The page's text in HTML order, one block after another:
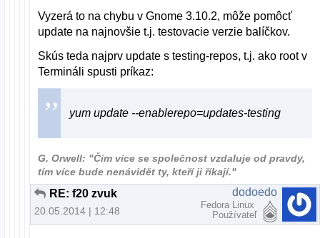
Vyzerá to na chybu v Gnome 3.10.2, môže pomôcť
update na najnovšie t.j. testovacie verzie balíčkov.
Skús teda najprv update s testing-repos, t.j. ako root v
Termináli spusti príkaz:
yum update --enablerepo=updates-testing
G. Orwell: "Čím více se společnost vzdaluje od pravdy,
tím více bude nenávidět ty, kteří ji říkají."
RE: f20 zvuk
20.05.2014 | 12:48
dodoedo
Fedora Linux
Používateľ